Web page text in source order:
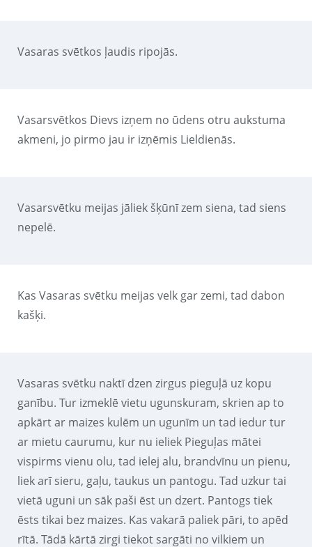
Vasaras svētkos ļaudis ripojās.
Vasarsvētkos Dievs izņem no ūdens otru aukstuma
akmeni, jo pirmo jau ir izņēmis Lieldienās.
Vasarsvētku meijas jāliek šķūnī zem siena, tad siens
nepelē.
Kas Vasaras svētku meijas velk gar zemi, tad dabon
kašķi.
Vasaras svētku naktī dzen zirgus pieguļā uz kopu
ganību. Tur izmeklē vietu ugunskuram, skrien ap to
apkārt ar maizes kulēm un ugunīm un tad iedur tur
ar mietu caurumu, kur nu ieliek Pieguļas mātei
vispirms vienu olu, tad ielej alu, brandvīnu un pienu,
liek arī sieru, gaļu, taukus un pantogu. Tad uzkur tai
vietā uguni un sāk paši ēst un dzert. Pantogs tiek
ēsts tikai bez maizes. Kas vakarā paliek pāri, to apēd
rītā. Tādā kārtā zirgi tiekot sargāti no vilkiem un